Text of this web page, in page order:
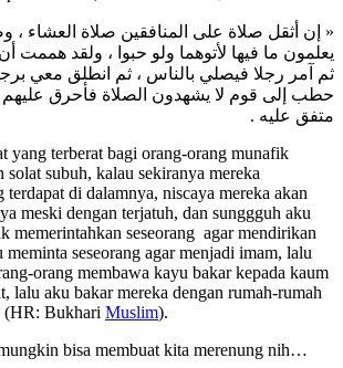
« إن أثقل صلاة على المنافقين صلاة العشاء ،
يعلمون ما فيها لأتوهما ولو حبوا ، ولقد هممت
ثم آمر رجلا فيصلي بالناس ، ثم انطلق معي
حطب إلى قوم لا يشهدون الصلاة فأحرق عليهم
متفق عليه .
yang terberat bagi orang-orang munafik
solat subuh, kalau sekiranya mereka
terdapat di dalamnya, niscaya mereka akan
meski dengan terjatuh, dan sunggguh aku
memerintahkan seseorang agar mendirikan
meminta seseorang agar menjadi imam, lalu
orang membawa kayu bakar kepada kaum
lalu aku bakar mereka dengan rumah-rumah
(HR: Bukhari Muslim).
bisa membuat kita merenung nih…